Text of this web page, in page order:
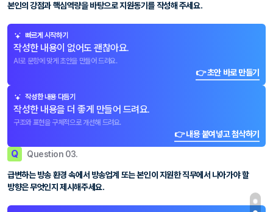
본인의 강점과 핵심역량을 바탕으로 지원동기를 작성해 주세요.
빠르게 시작하기
작성한 내용이 없어도 괜찮아요.
AI로 문항에 맞게 초안을 만들어 드려요.
👉 초안 바로 만들기
작성한 내용 다듬기
작성한 내용을 더 좋게 만들어 드려요.
구조와 표현을 구체적으로 개선해 드려요.
👉 내용 붙여넣고 첨삭하기
Q Question 03.
급변하는 방송 환경 속에서 방송업계 또는 본인이 지원한 직무에서 나아가야 할
방향은 무엇인지 제시해주세요.